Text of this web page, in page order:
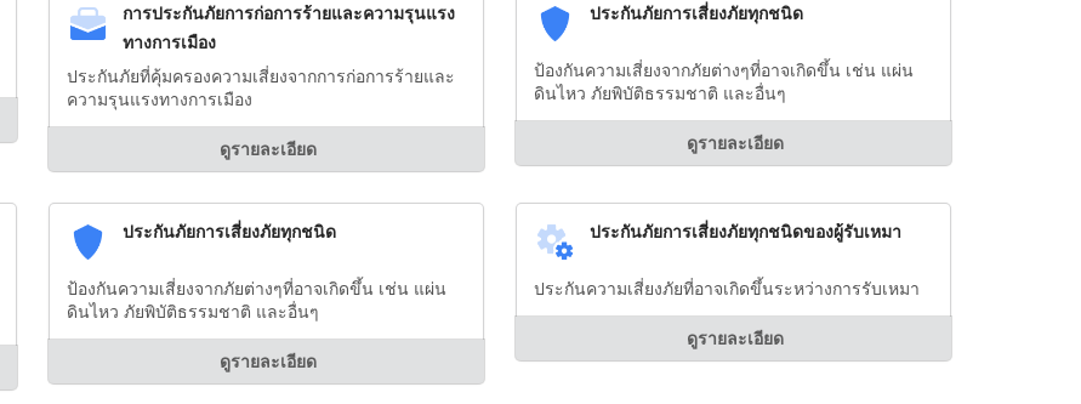
การประกันภัยการก่อการร้ายและความรุนแรง
ทางการเมือง
ประกันภัยที่คุ้มครองความเสี่ยงจากการก่อการร้ายและ
ความรุนแรงทางการเมือง
ดูรายละเอียด
ประกันภัยการเสี่ยงภัยทุกชนิด
ป้องกันความเสี่ยงจากภัยต่างๆที่อาจเกิดขึ้น เช่น แผ่น
ดินไหว ภัยพิบัติธรรมชาติ และอื่นๆ
ดูรายละเอียด
ประกันภัยการเสี่ยงภัยทุกชนิด
ป้องกันความเสี่ยงจากภัยต่างๆที่อาจเกิดขึ้น เช่น แผ่น
ดินไหว ภัยพิบัติธรรมชาติ และอื่นๆ
ดูรายละเอียด
ประกันภัยการเสี่ยงภัยทุกชนิดของผู้รับเหมา
ประกันความเสี่ยงภัยที่อาจเกิดขึ้นระหว่างการรับเหมา
ดูรายละเอียด